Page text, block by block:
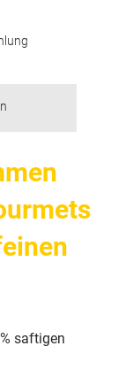
saftigen